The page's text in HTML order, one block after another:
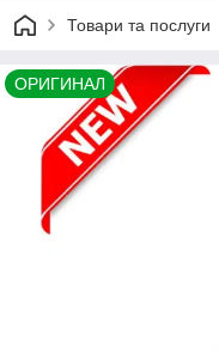
Товари та послуги
ОРИГИНАЛ